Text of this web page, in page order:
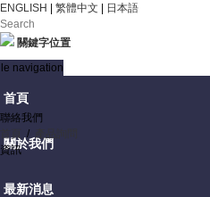
ENGLISH 繁體中文 日本語
關鍵字位置
navigation
首頁
關於我們
最新消息
聯絡我們
首頁
/
產品詢問
資訊